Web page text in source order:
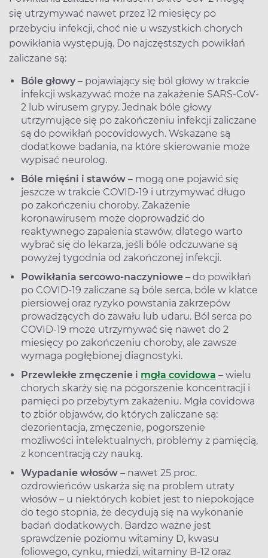
się utrzymywać nawet przez 12 miesięcy po
przebyciu infekcji, choć nie u wszystkich chorych
powikłania występują. Do najczęstszych powikłań
zaliczane są:
Bóle głowy – pojawiający się ból głowy w trakcie
infekcji wskazywać może na zakażenie SARS-CoV-
2 lub wirusem grypy. Jednak bóle głowy
utrzymujące się po zakończeniu infekcji zaliczane
są do powikłań pocovidowych. Wskazane są
dodatkowe badania, na które skierowanie może
wypisać neurolog.
Bóle mięśni i stawów – mogą one pojawić się
jeszcze w trakcie COVID-19 i utrzymywać długo
po zakończeniu choroby. Zakażenie
koronawirusem może doprowadzić do
reaktywnego zapalenia stawów, dlatego warto
wybrać się do lekarza, jeśli bóle odczuwane są
powyżej tygodnia od zakończonej infekcji.
Powikłania sercowo-naczyniowe – do powikłań
po COVID-19 zaliczane są bóle serca, bóle w klatce
piersiowej oraz ryzyko powstania zakrzepów
prowadzących do zawału lub udaru. Ból serca po
COVID-19 może utrzymywać się nawet do 2
miesięcy po zakończeniu choroby, ale zawsze
wymaga pogłębionej diagnostyki.
Przewlekłe zmęczenie i mgła covidowa – wielu
chorych skarży się na pogorszenie koncentracji i
pamięci po przebytym zakażeniu. Mgła covidowa
to zbiór objawów, do których zaliczane są:
dezorientacja, zmęczenie, pogorszenie
możliwości intelektualnych, problemy z pamięcią,
z koncentracją czy nauką.
Wypadanie włosów – nawet 25 proc.
ozdrowieńców uskarża się na problem utraty
włosów – u niektórych kobiet jest to niepokojące
do tego stopnia, że decydują się na wykonanie
badań dodatkowych. Bardzo ważne jest
sprawdzenie poziomu witaminy D, kwasu
foliowego, cynku, miedzi, witaminy B-12 oraz